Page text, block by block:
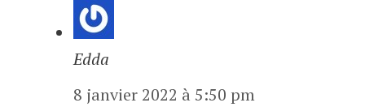
Edda
8 janvier 2022 à 5:50 pm